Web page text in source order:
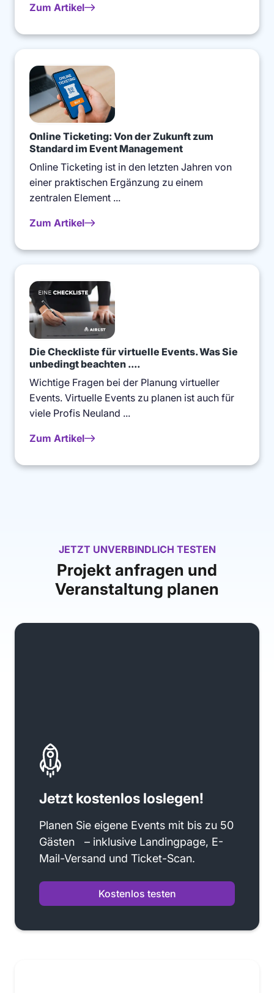
Zum Artikel
Online Ticketing: Von der Zukunft zum
Standard im Event Management
Online Ticketing ist in den letzten Jahren von
einer praktischen Ergänzung zu einem
zentralen Element ...
Zum Artikel
Die Checkliste für virtuelle Events. Was Sie
unbedingt beachten ....
Wichtige Fragen bei der Planung virtueller
Events. Virtuelle Events zu planen ist auch für
viele Profis Neuland ...
Zum Artikel
JETZT UNVERBINDLICH TESTEN
Projekt anfragen und
Veranstaltung planen
Jetzt kostenlos loslegen!
Planen Sie eigene Events mit bis zu 50
Gästen – inklusive Landingpage, E-
Mail-Versand und Ticket-Scan.
Kostenlos testen